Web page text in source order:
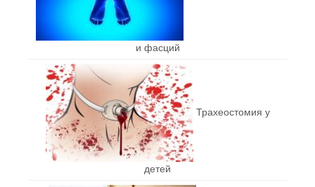
и фасций
Трахеостомия у
детей